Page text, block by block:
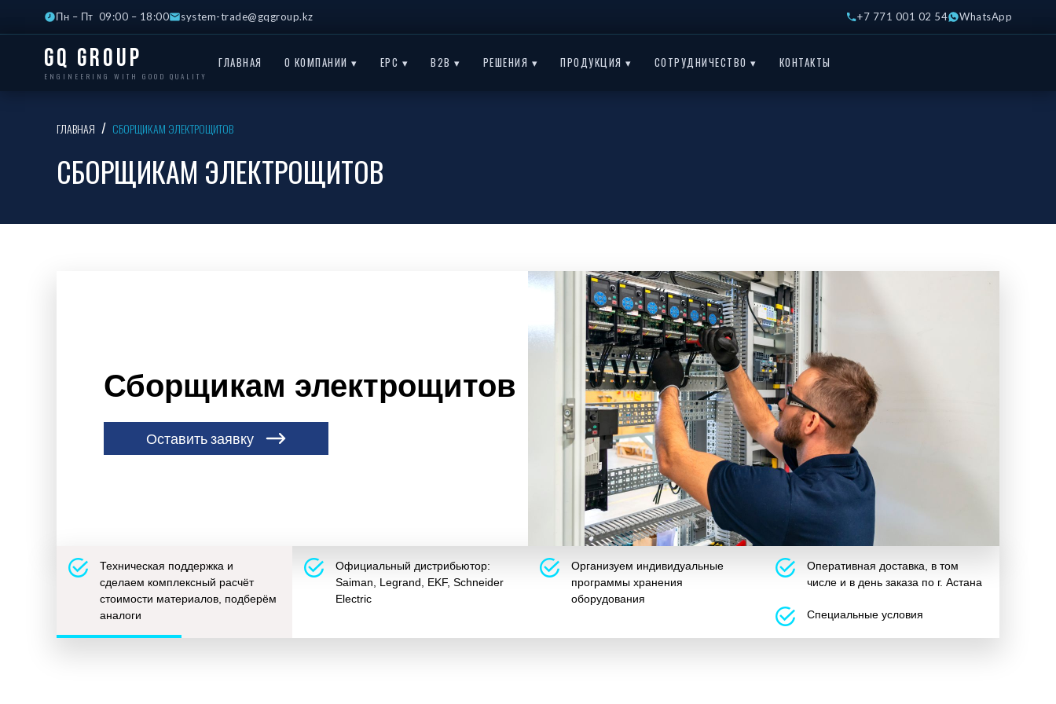
Пн – Пт 09:00 – 18:00 system-trade@gqgroup.kz +7 771 001 02 54 WhatsApp
GQ Group
ENGINEERING WITH GOOD QUALITY
ГЛАВНАЯ О КОМПАНИИ ▾ EPC ▾ B2B ▾ РЕШЕНИЯ ▾ ПРОДУКЦИЯ ▾ СОТРУДНИЧЕСТВО ▾ КОНТАКТЫ
ГЛАВНАЯ СБОРЩИКАМ ЭЛЕКТРОЩИТОВ
СБОРЩИКАМ ЭЛЕКТРОЩИТОВ
Сборщикам электрощитов
Оставить заявку
Техническая поддержка и
сделаем комплексный расчёт
стоимости материалов, подберём
аналоги
Официальный дистрибьютор:
Saiman, Legrand, EKF, Schneider
Electric
Организуем индивидуальные
программы хранения
оборудования
Оперативная доставка, в том
числе и в день заказа по г. Астана
Cпециальные условия